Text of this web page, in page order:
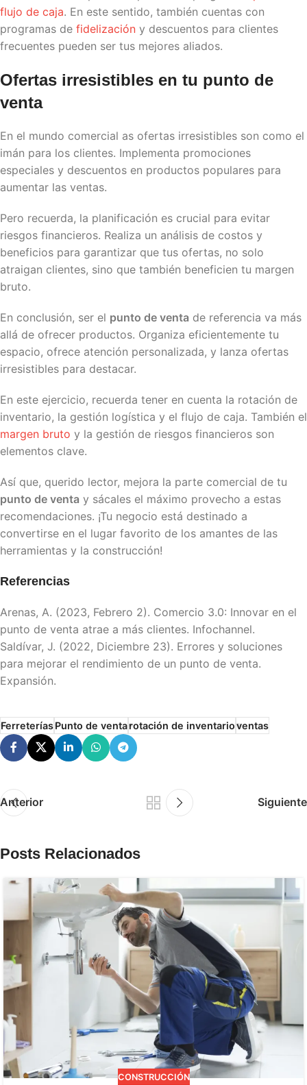
flujo de caja. En este sentido, también cuentas con
programas de fidelización y descuentos para clientes
frecuentes pueden ser tus mejores aliados.
Ofertas irresistibles en tu punto de
venta
En el mundo comercial as ofertas irresistibles son como el
imán para los clientes. Implementa promociones
especiales y descuentos en productos populares para
aumentar las ventas.
Pero recuerda, la planificación es crucial para evitar
riesgos financieros. Realiza un análisis de costos y
beneficios para garantizar que tus ofertas, no solo
atraigan clientes, sino que también beneficien tu margen
bruto.
En conclusión, ser el punto de venta de referencia va más
allá de ofrecer productos. Organiza eficientemente tu
espacio, ofrece atención personalizada, y lanza ofertas
irresistibles para destacar.
En este ejercicio, recuerda tener en cuenta la rotación de
inventario, la gestión logística y el flujo de caja. También el
margen bruto y la gestión de riesgos financieros son
elementos clave.
Así que, querido lector, mejora la parte comercial de tu
punto de venta y sácales el máximo provecho a estas
recomendaciones. ¡Tu negocio está destinado a
convertirse en el lugar favorito de los amantes de las
herramientas y la construcción!
Referencias
Arenas, A. (2023, Febrero 2). Comercio 3.0: Innovar en el
punto de venta atrae a más clientes. Infochannel.
Saldívar, J. (2022, Diciembre 23). Errores y soluciones
para mejorar el rendimiento de un punto de venta.
Expansión.
FerreteríasPunto de ventarotación de inventarioventas
Anterior Siguiente
Posts Relacionados
CONSTRUCCIÓN